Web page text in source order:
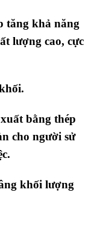
tăng khả năng
lượng cao, cực
bằng thép
cho người sử
khối lượng